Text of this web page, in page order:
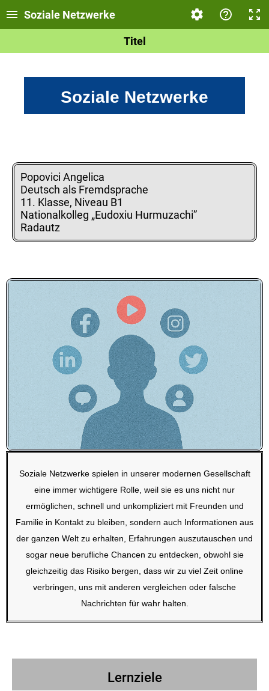
Soziale Netzwerke
Titel
Soziale Netzwerke
Popovici Angelica
Deutsch als Fremdsprache
11. Klasse, Niveau B1
Nationalkolleg „Eudoxiu Hurmuzachi”
Radautz
Soziale Netzwerke spielen in unserer modernen Gesellschaft
eine immer wichtigere Rolle, weil sie es uns nicht nur
ermöglichen, schnell und unkompliziert mit Freunden und
Familie in Kontakt zu bleiben, sondern auch Informationen aus
der ganzen Welt zu erhalten, Erfahrungen auszutauschen und
sogar neue berufliche Chancen zu entdecken, obwohl sie
gleichzeitig das Risiko bergen, dass wir zu viel Zeit online
verbringen, uns mit anderen vergleichen oder falsche
Nachrichten für wahr halten.
Lernziele